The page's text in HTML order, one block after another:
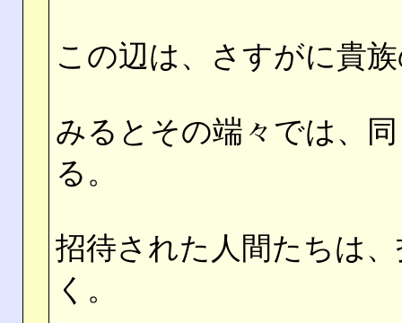
この辺は、さすがに貴
みるとその端々では、
る。
招待された人間たちは
く。